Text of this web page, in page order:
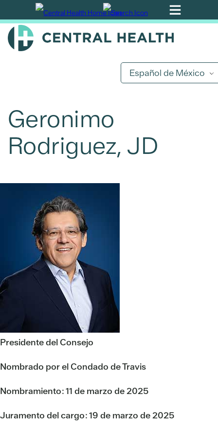
Ir
al
contenido
Español de México
Geronimo
Rodriguez, JD
Presidente del Consejo
Nombrado por el Condado de Travis
Nombramiento: 11 de marzo de 2025
Juramento del cargo: 19 de marzo de 2025